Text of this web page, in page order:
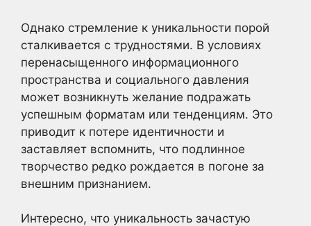
Однако стремление к уникальности порой
сталкивается с трудностями. В условиях
перенасыщенного информационного
пространства и социального давления
может возникнуть желание подражать
успешным форматам или тенденциям. Это
приводит к потере идентичности и
заставляет вспомнить, что подлинное
творчество редко рождается в погоне за
внешним признанием.
Интересно, что уникальность зачастую